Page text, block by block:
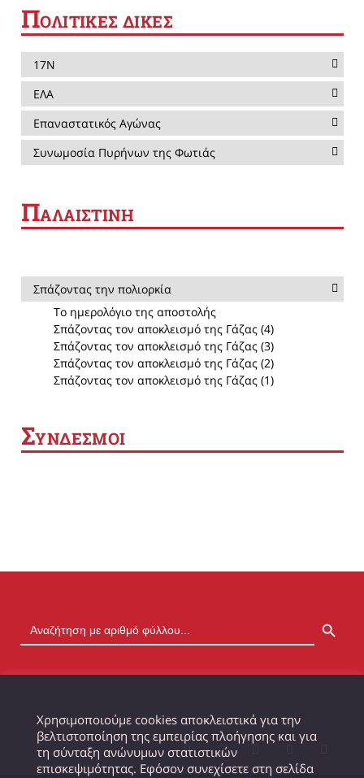
ΠΟΛΙΤΙΚΕΣ ΔΙΚΕΣ
17Ν
ΕΛΑ
Επαναστατικός Αγώνας
Συνωμοσία Πυρήνων της Φωτιάς
ΠΑΛΑΙΣΤΙΝΗ
Σπάζοντας την πολιορκία
Το ημερολόγιο της αποστολής
Σπάζοντας τον αποκλεισμό της Γάζας (4)
Σπάζοντας τον αποκλεισμό της Γάζας (3)
Σπάζοντας τον αποκλεισμό της Γάζας (2)
Σπάζοντας τον αποκλεισμό της Γάζας (1)
ΣΥΝΔΕΣΜΟΙ
Χρησιμοποιούμε cookies αποκλειστικά για την
βελτιστοποίηση της εμπειρίας πλοήγησης και για
τη σύνταξη ανώνυμων στατιστικών
επισκεψιμότητας. Εφόσον συνεχίσετε στη σελίδα